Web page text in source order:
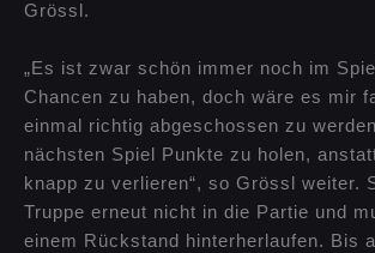
Grössl.
„Es ist zwar schön immer noch im
Chancen zu haben, doch wäre es mir
einmal richtig abgeschossen zu
nächsten Spiel Punkte zu holen,
knapp zu verlieren“, so Grössl weiter.
Truppe erneut nicht in die Partie und
einem Rückstand hinterherlaufen. Bis